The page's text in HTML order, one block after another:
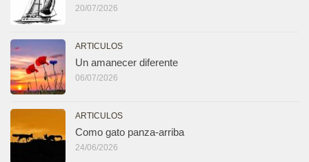
20/07/2026
ARTICULOS
Un amanecer diferente
06/07/2026
ARTICULOS
Como gato panza-arriba
24/06/2026